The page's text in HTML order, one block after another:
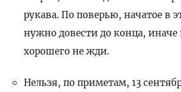
рукава. По поверью, начатое в
нужно довести до конца, иначе
хорошего не жди.
Нельзя, по приметам, 13